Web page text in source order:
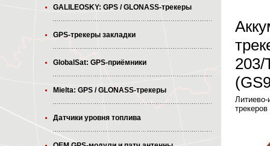
GALILEOSKY: GPS / GLONASS-трекеры
GPS-трекеры закладки
GlobalSat: GPS-приёмники
Mielta: GPS / GLONASS-трекеры
Датчики уровня топлива
203/